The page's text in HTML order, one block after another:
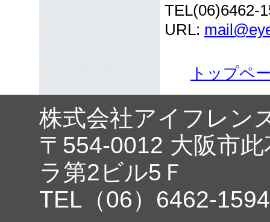
TEL(06)6462-
URL:
トップペ
株式会社アイフレン
〒554-0012 大阪市
ラ第2ビル5Ｆ
TEL（06）6462-